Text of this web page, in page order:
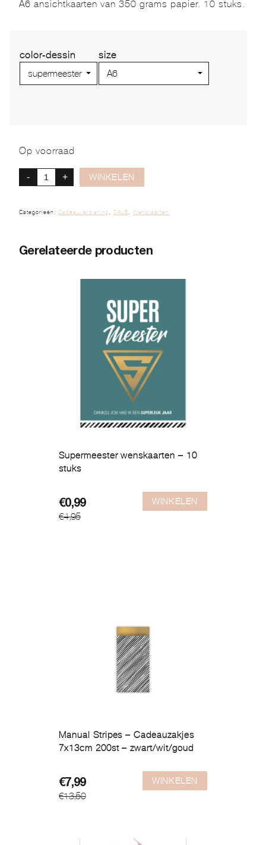
A6 ansichtkaarten van 350 grams papier. 10 stuks.
color-dessin size
Op voorraad
- + WINKELEN
Categorieën:Cadeauversiering SALE Wenskaarten
Gerelateerde producten
Supermeester wenskaarten – 10
stuks
€4,95
Oorspronkelijke
prijs
€0,99
Huidige
prijs
WINKELEN
Manual Stripes – Cadeauzakjes
7x13cm 200st – zwart/wit/goud
€13,50
Oorspronkelijke
prijs
€7,99
Huidige
prijs
WINKELEN